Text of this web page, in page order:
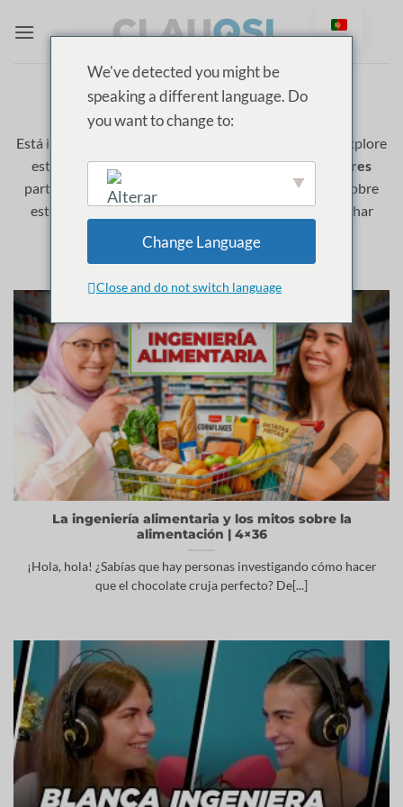
para
CATEGORY ARCHIVES:INGENIERÍA
ALIMENTARIA
Está interessado em
? Explore
estes episódios de ClauQSI ondemodelos de mulheres
partilhar os seus
desafios e conselhos sobre
este assuntocorrida. Descubra o que significa trabalhar
neste sector e inspire-se na sua futura carreira!
La ingeniería alimentaria y los mitos sobre la
alimentación | 4×36
¡Hola, hola! ¿Sabías que hay personas investigando cómo hacer
que el chocolate cruja perfecto? De[...]
We've detected you might be
speaking a different language. Do
you want to change to:
English
Change Language
Close and do not switch language